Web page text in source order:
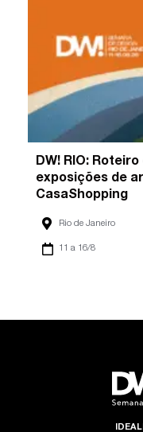
DW! RIO:
exposições de
CasaShopping
Rio de Janeiro
11 a 16/8